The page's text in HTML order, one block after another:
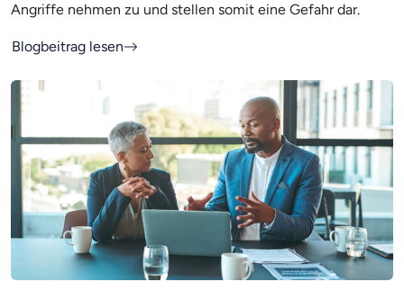
Angriffe nehmen zu und stellen somit eine Gefahr dar.
Blogbeitrag lesen